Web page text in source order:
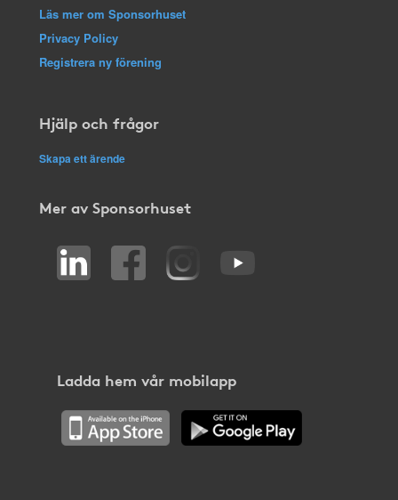
Läs mer om Sponsorhuset
Privacy Policy
Registrera ny förening
Hjälp och frågor
Skapa ett ärende
Mer av Sponsorhuset
Ladda hem vår mobilapp